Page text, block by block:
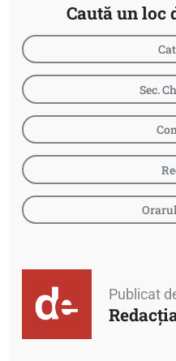
Caută un loc
Sec.
Publicat